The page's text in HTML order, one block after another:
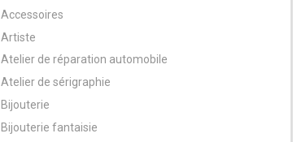
Accessoires
Artiste
Atelier de réparation automobile
Atelier de sérigraphie
Bijouterie
Bijouterie fantaisie